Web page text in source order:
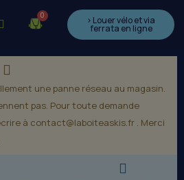
> Louer vélo et via
ferrata en ligne
une panne réseau au magasin.
pas. Pour toute demande
à contact@laboiteaskis.fr . Merci